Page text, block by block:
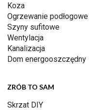
Koza
Ogrzewanie podłogowe
Szyny sufitowe
Wentylacja
Kanalizacja
Dom energooszczędny
ZRÓB TO SAM
Skrzat DIY